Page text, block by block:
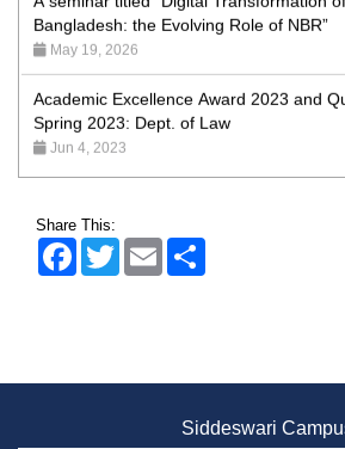
May 19, 2026
Academic Excellence Award 2023 and
Spring 2023: Dept. of Law
Jun 4, 2023
Jan 4, 2026
Admission Fair Summer 2026 underway at
Share This:
FacebookTwitter Email
Siddeswari